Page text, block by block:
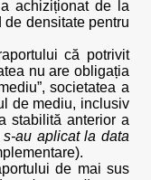
achiziționat de la
de densitate pentru
că potrivit
nu are obligația
societatea a
de mediu, inclusiv
stabilită anterior a
s-au aplicat la data
de mai sus